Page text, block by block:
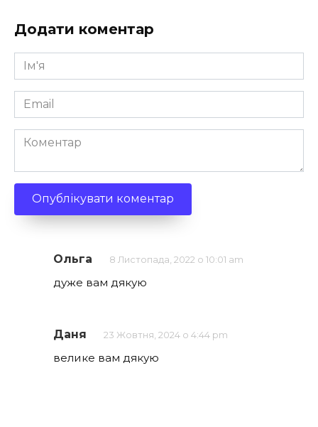
Додати коментар
Ім'я
*
Email
*
Коментар
Ольга 8 Листопада, 2022 о 10:01 am
дуже вам дякую
Даня 23 Жовтня, 2024 о 4:44 pm
велике вам дякую